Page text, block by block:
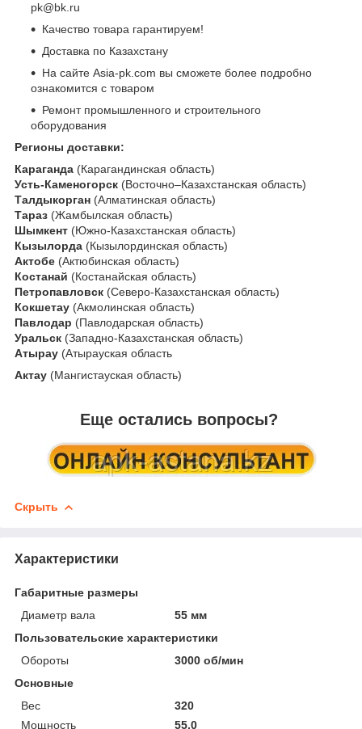
pk@bk.ru
Качество товара гарантируем!
Доставка по Казахстану
На сайте Asia-pk.com вы сможете более подробно
ознакомится с товаром
Ремонт промышленного и строительного
оборудования
Регионы доставки:
Караганда (Карагандинская область)
Усть-Каменогорск (Восточно–Казахстанская область)
Талдыкорган (Алматинская область)
Тараз (Жамбылская область)
Шымкент (Южно-Казахстанская область)
Кызылорда (Кызылординская область)
Актобе (Актюбинская область)
Костанай (Костанайская область)
Петропавловск (Северо-Казахстанская область)
Кокшетау (Акмолинская область)
Павлодар (Павлодарская область)
Уральск (Западно-Казахстанская область)
Атырау (Атырауская область
Актау (Мангистауская область)
Еще остались вопросы?
Скрыть
Характеристики
Габаритные размеры
Диаметр вала
55 мм
Пользовательские характеристики
Обороты
3000 об/мин
Основные
Вес
320
Мощность
55.0